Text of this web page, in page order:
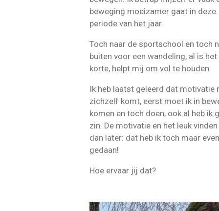
beweging moeizamer gaat in deze
periode van het jaar.
Toch naar de sportschool en toch
buiten voor een wandeling, al is het
korte, helpt mij om vol te houden.
Ik heb laatst geleerd dat motivatie
zichzelf komt, eerst moet ik in
komen en toch doen, ook al heb ik
zin. De motivatie en het leuk
dan later: dat heb ik toch maar even
gedaan!
Hoe ervaar jij dat?